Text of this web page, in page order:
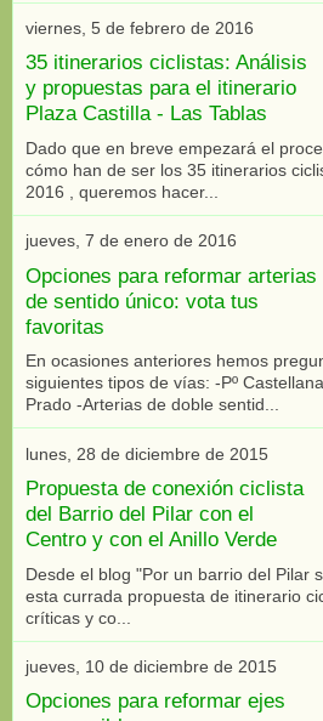
viernes, 5 de febrero de 2016
35 itinerarios ciclistas: Análisis
y propuestas para el itinerario
Plaza Castilla - Las Tablas
Dado que en breve empezará el
cómo han de ser los 35 itinerarios
2016 , queremos hacer...
jueves, 7 de enero de 2016
Opciones para reformar arterias
de sentido único: vota tus
favoritas
En ocasiones anteriores hemos
siguientes tipos de vías: -Pº
Prado -Arterias de doble sentid...
lunes, 28 de diciembre de 2015
Propuesta de conexión ciclista
del Barrio del Pilar con el
Centro y con el Anillo Verde
Desde el blog "Por un barrio del Pilar
esta currada propuesta de itinerario
críticas y co...
jueves, 10 de diciembre de 2015
Opciones para reformar ejes